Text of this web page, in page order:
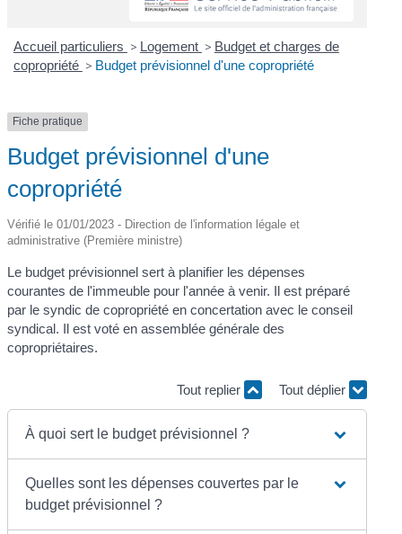
Accueil particuliers > Logement > Budget et charges de
copropriété > Budget prévisionnel d'une copropriété
Fiche pratique
Budget prévisionnel d'une
copropriété
Vérifié le 01/01/2023 - Direction de l'information légale et
administrative (Première ministre)
Le budget prévisionnel sert à planifier les dépenses
courantes de l'immeuble pour l'année à venir. Il est préparé
par le syndic de copropriété en concertation avec le conseil
syndical. Il est voté en assemblée générale des
copropriétaires.
Tout replier Tout déplier
À quoi sert le budget prévisionnel ?
Quelles sont les dépenses couvertes par le
budget prévisionnel ?